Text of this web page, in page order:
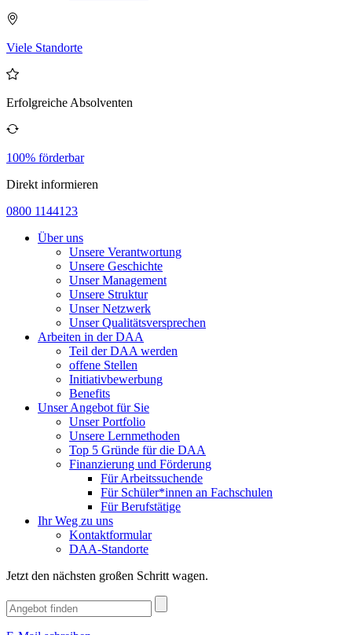
Viele Standorte
Erfolgreiche Absolventen
100% förderbar
Direkt informieren
0800 1144123
Über uns
Unsere Verantwortung
Unsere Geschichte
Unser Management
Unsere Struktur
Unser Netzwerk
Unser Qualitätsversprechen
Arbeiten in der DAA
Teil der DAA werden
offene Stellen
Initiativbewerbung
Benefits
Unser Angebot für Sie
Unser Portfolio
Unsere Lernmethoden
Top 5 Gründe für die DAA
Finanzierung und Förderung
Für Arbeitssuchende
Für Schüler*innen an Fachschulen
Für Berufstätige
Ihr Weg zu uns
Kontaktformular
DAA-Standorte
Jetzt den nächsten großen Schritt wagen.